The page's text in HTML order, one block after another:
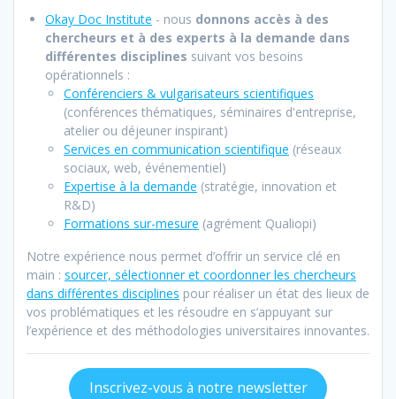
Okay Doc Institute - nous donnons accès à des
chercheurs et à des experts à la demande dans
différentes disciplines suivant vos besoins
opérationnels :
Conférenciers & vulgarisateurs scientifiques
(conférences thématiques, séminaires d'entreprise,
atelier ou déjeuner inspirant)
Services en communication scientifique (réseaux
sociaux, web, événementiel)
Expertise à la demande (stratégie, innovation et
R&D)
Formations sur-mesure (agrément Qualiopi)
Notre expérience nous permet d’offrir un service clé en
main : sourcer, sélectionner et coordonner les chercheurs
dans différentes disciplines pour réaliser un état des lieux de
vos problématiques et les résoudre en s’appuyant sur
l’expérience et des méthodologies universitaires innovantes.
Inscrivez-vous à notre newsletter